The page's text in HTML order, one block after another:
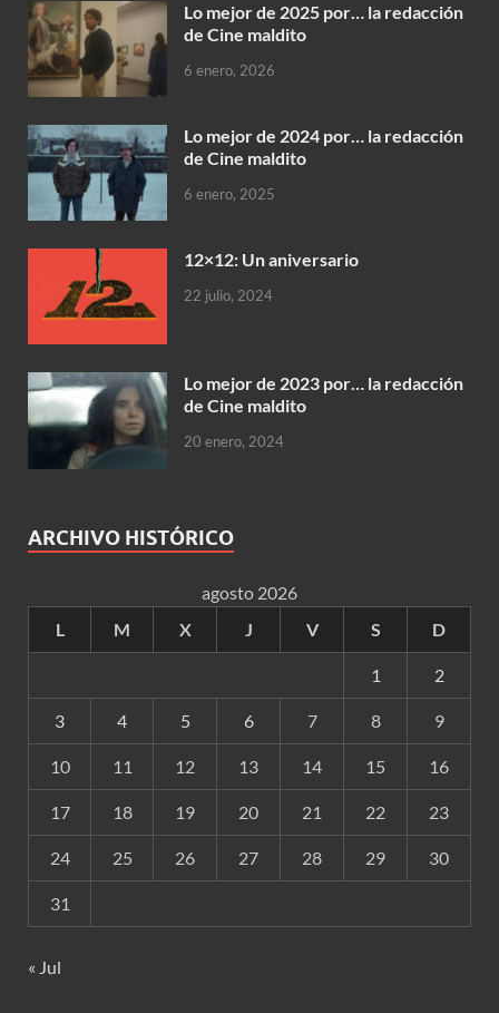
Lo mejor de 2025 por… la redacción
de Cine maldito
6 enero, 2026
Lo mejor de 2024 por… la redacción
de Cine maldito
6 enero, 2025
12×12: Un aniversario
22 julio, 2024
Lo mejor de 2023 por… la redacción
de Cine maldito
20 enero, 2024
ARCHIVO HISTÓRICO
agosto 2026
L
M X J V S D
1 2
3 4 5 6 7 8 9
10 11 12 13 14 15 16
17 18 19 20 21 22 23
24 25 26 27 28 29 30
31
« Jul